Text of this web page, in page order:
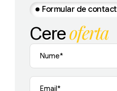
Formular de contact
Cereoferta